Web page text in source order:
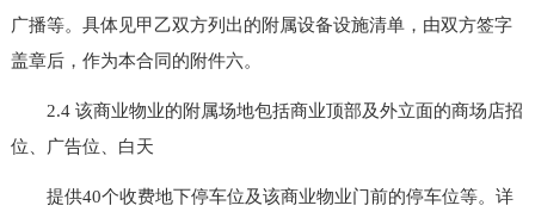
广播等。具体见甲乙双方列出的附属设备设施清单，由双方签字
盖章后，作为本合同的附件六。
2.4 该商业物业的附属场地包括商业顶部及外立面的商场店招
位、广告位、白天
提供40个收费地下停车位及该商业物业门前的停车位等。详